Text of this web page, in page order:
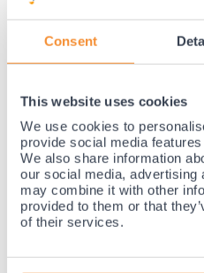
Consent
This website uses cookies
We use cookies to
provide social media
We also share information
our social media, advertising
may combine it with other
provided to them or that
of their services.
Voor 21:30 besteld, morgen
Gratis retourneren en 14 dagen
Achteraf betalen mogelijk!